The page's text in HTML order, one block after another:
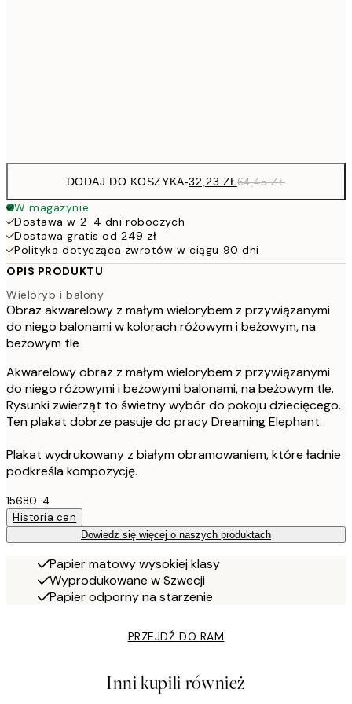
DODAJ DO KOSZYKA-32,23 ZŁ 64,45 ZŁ
W magazynie
Dostawa w 2-4 dni roboczych
Dostawa gratis od 249 zł
Polityka dotycząca zwrotów w ciągu 90 dni
OPIS PRODUKTU
Wieloryb i balony
Obraz akwarelowy z małym wielorybem z przywiązanymi
do niego balonami w kolorach różowym i beżowym, na
beżowym tle
Akwarelowy obraz z małym wielorybem z przywiązanymi
do niego różowymi i beżowymi balonami, na beżowym tle.
Rysunki zwierząt to świetny wybór do pokoju dziecięcego.
Ten plakat dobrze pasuje do pracy Dreaming Elephant.
Plakat wydrukowany z białym obramowaniem, które ładnie
podkreśla kompozycję.
15680-4
Historia cen
Dowiedz się więcej o naszych produktach
Papier matowy wysokiej klasy
Wyprodukowane w Szwecji
Papier odporny na starzenie
PRZEJDŹ DO RAM
Inni kupili również